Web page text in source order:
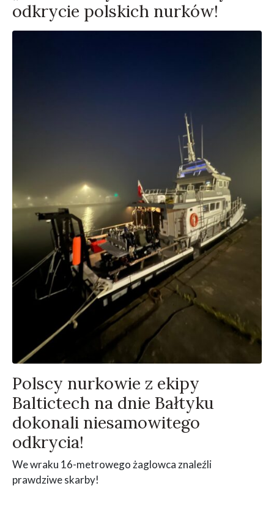
odkrycie polskich nurków!
Polscy nurkowie z ekipy
Baltictech na dnie Bałtyku
dokonali niesamowitego
odkrycia!
We wraku 16-metrowego żaglowca znaleźli
prawdziwe skarby!